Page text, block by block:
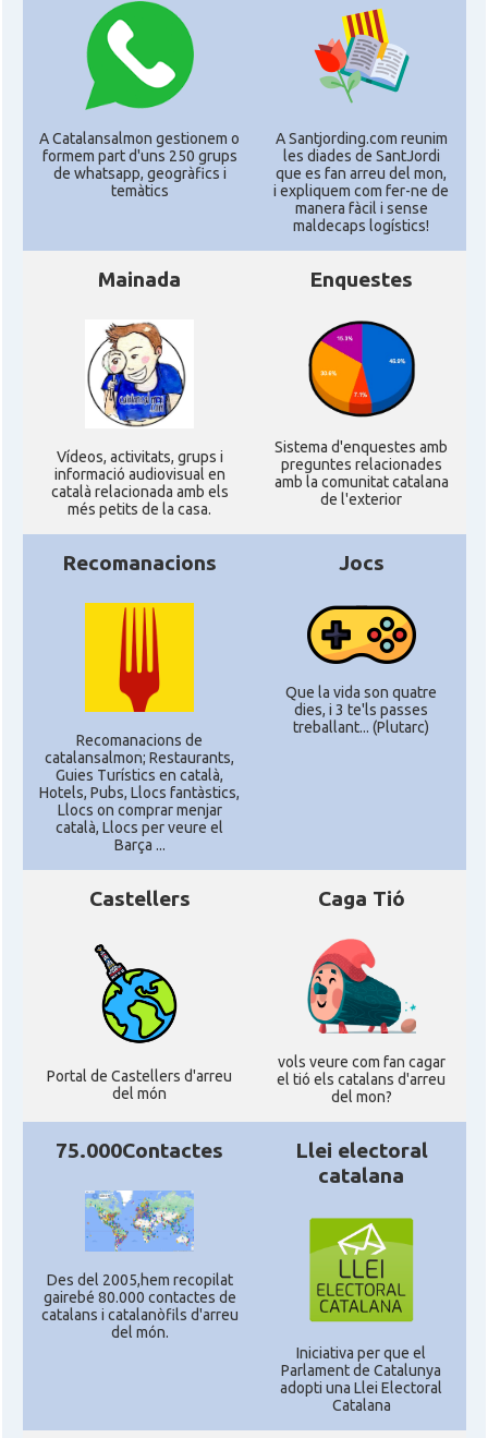
A Catalansalmon gestionem o
formem part d'uns 250 grups
de whatsapp, geogràfics i
temàtics
A Santjording.com reunim
les diades de SantJordi
que es fan arreu del mon,
i expliquem com fer-ne de
manera fàcil i sense
maldecaps logí­stics!
Mainada
Ví­deos, activitats, grups i
informació audiovisual en
català relacionada amb els
més petits de la casa.
Enquestes
Sistema d'enquestes amb
preguntes relacionades
amb la comunitat catalana
de l'exterior
Recomanacions
Recomanacions de
catalansalmon; Restaurants,
Guies Turístics en català,
Hotels, Pubs, Llocs fantàstics,
Llocs on comprar menjar
català, Llocs per veure el
Barça ...
Jocs
Que la vida son quatre
dies, i 3 te'ls passes
treballant... (Plutarc)
Castellers
Portal de Castellers d'arreu
del món
Caga Tió
vols veure com fan cagar
el tió els catalans d'arreu
del mon?
75.000Contactes
Des del 2005,hem recopilat
gairebé 80.000 contactes de
catalans i catalanòfils d'arreu
del món.
Llei electoral
catalana
Iniciativa per que el
Parlament de Catalunya
adopti una Llei Electoral
Catalana